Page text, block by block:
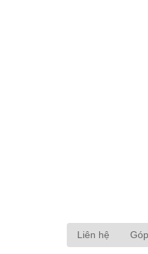
Liên hệ